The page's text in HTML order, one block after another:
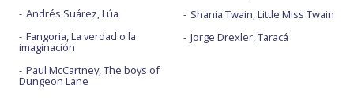
Andrés Suárez, Lúa
Fangoria, La verdad o la
imaginación
Paul McCartney, The boys of
Dungeon Lane
Shania Twain, Little Miss Twain
Jorge Drexler, Taracá